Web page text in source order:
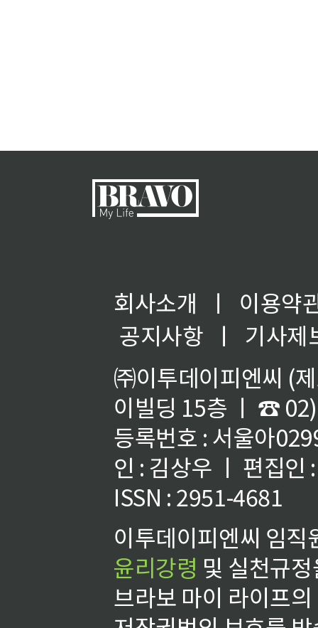
회사소개 ㅣ
이용약
공지사항
ㅣ
기사제
㈜이투데이피엔씨 (
이빌딩 15층 ㅣ ☎
등록번호 : 서울아
인 : 김상우 ㅣ 편집인
ISSN : 2951-4681
이투데이피엔씨 임
윤리강령 및 실천규
브라보 마이 라이프